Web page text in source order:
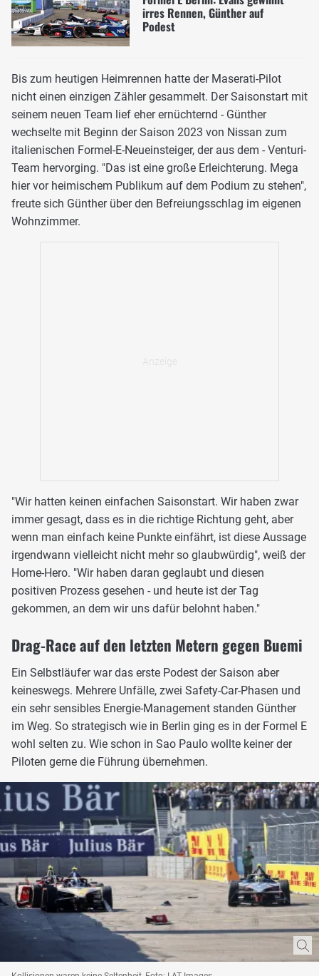
irres Rennen, Günther auf
Podest
Bis zum heutigen Heimrennen hatte der Maserati-Pilot
nicht einen einzigen Zähler gesammelt. Der Saisonstart mit
seinem neuen Team lief eher ernüchternd - Günther
wechselte mit Beginn der Saison 2023 von Nissan zum
italienischen Formel-E-Neueinsteiger, der aus dem - Venturi-
Team hervorging. "Das ist eine große Erleichterung. Mega
hier vor heimischem Publikum auf dem Podium zu stehen",
freute sich Günther über den Befreiungsschlag im eigenen
Wohnzimmer.
"Wir hatten keinen einfachen Saisonstart. Wir haben zwar
immer gesagt, dass es in die richtige Richtung geht, aber
wenn man einfach keine Punkte einfährt, ist diese Aussage
irgendwann vielleicht nicht mehr so glaubwürdig", weiß der
Home-Hero. "Wir haben daran geglaubt und diesen
positiven Prozess gesehen - und heute ist der Tag
gekommen, an dem wir uns dafür belohnt haben."
Drag-Race auf den letzten Metern gegen Buemi
Ein Selbstläufer war das erste Podest der Saison aber
keineswegs. Mehrere Unfälle, zwei Safety-Car-Phasen und
ein sehr sensibles Energie-Management standen Günther
im Weg. So strategisch wie in Berlin ging es in der Formel E
wohl selten zu. Wie schon in Sao Paulo wollte keiner der
Piloten gerne die Führung übernehmen.